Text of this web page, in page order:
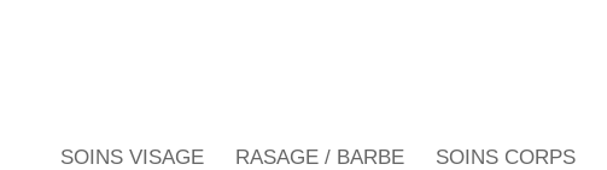
SOINS VISAGE RASAGE / BARBE SOINS CORPS